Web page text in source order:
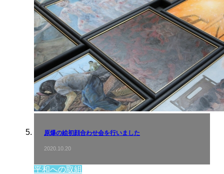
原爆の絵初顔合わせ会を行いました
2020.10.20
平和への取組